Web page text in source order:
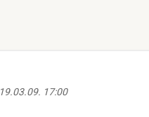
19.03.09. 17:00